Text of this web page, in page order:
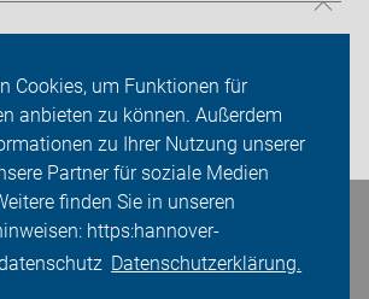
Cookies, um Funktionen für
anbieten zu können. Außerdem
zu Ihrer Nutzung unserer
Partner für soziale Medien
finden Sie in unseren
https:hannover-
Datenschutzerklärung.